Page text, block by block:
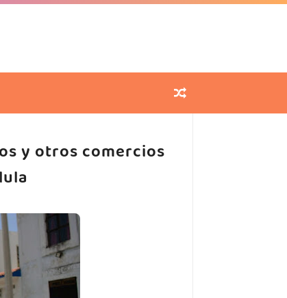
y otros comercios